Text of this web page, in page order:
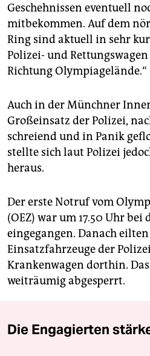
Geschehnissen eventuell
mitbekommen. Auf dem
Ring sind aktuell in sehr
Polizei- und
Richtung Olympiagelände.“
Auch in der Münchner
Großeinsatz der Polizei,
schreiend und in Panik
stellte sich laut Polizei
heraus.
Der erste Notruf vom
(OEZ) war um 17.50 Uhr bei
eingegangen. Danach
Einsatzfahrzeuge der
Krankenwagen dorthin.
weiträumig abgesperrt.
Die Engagierten